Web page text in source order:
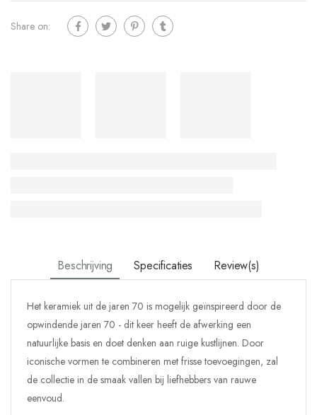
Share on:
Beschrijving Specificaties Review(s)
Het keramiek uit de jaren 70 is mogelijk geïnspireerd door de
opwindende jaren 70 - dit keer heeft de afwerking een
natuurlijke basis en doet denken aan ruige kustlijnen. Door
iconische vormen te combineren met frisse toevoegingen, zal
de collectie in de smaak vallen bij liefhebbers van rauwe
eenvoud.